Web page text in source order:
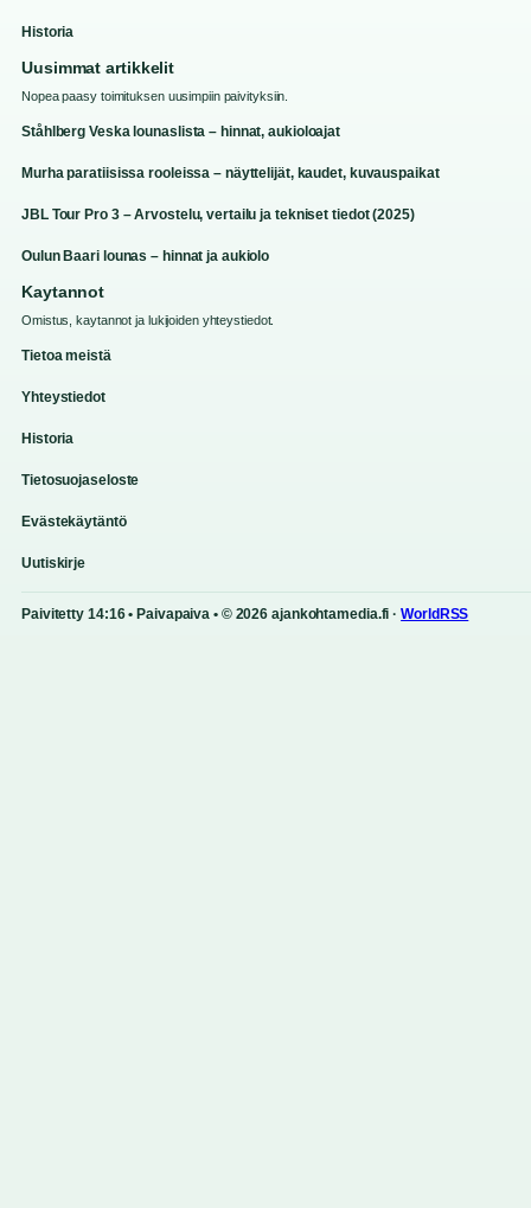
Historia
Uusimmat artikkelit
Nopea paasy toimituksen uusimpiin paivityksiin.
Ståhlberg Veska lounaslista – hinnat, aukioloajat
Murha paratiisissa rooleissa – näyttelijät, kaudet, kuvauspaikat
JBL Tour Pro 3 – Arvostelu, vertailu ja tekniset tiedot (2025)
Oulun Baari lounas – hinnat ja aukiolo
Kaytannot
Omistus, kaytannot ja lukijoiden yhteystiedot.
Tietoa meistä
Yhteystiedot
Historia
Tietosuojaseloste
Evästekäytäntö
Uutiskirje
Paivitetty 14:16 • Paivapaiva • © 2026 ajankohtamedia.fi ·WorldRSS